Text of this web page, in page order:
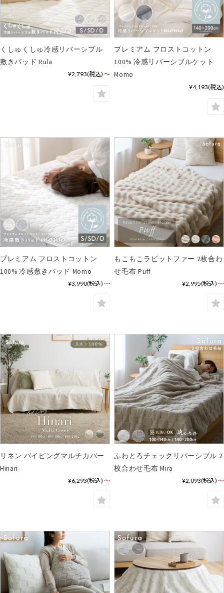
くしゅくしゅ冷感リバーシブル
敷きパッド Rula
¥2,793(税込) ～
プレミアム フロストコットン
100% 冷感リバーシブルケット
Momo
¥4,193(税込)
プレミアム フロストコットン
100% 冷感敷きパッド Momo
¥3,990(税込) ～
もこもこラビットファー 2枚合わ
せ毛布 Puff
¥2,995(税込) ～
リネン パイピングマルチカバー
Hinari
¥6,293(税込) ～
ふわとろチェックリバーシブル 2
枚合わせ毛布 Mira
¥2,093(税込) ～